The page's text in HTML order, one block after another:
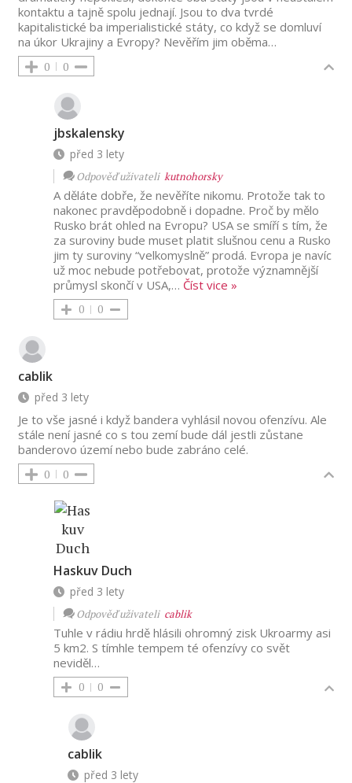
kontaktu a tajně spolu jednají. Jsou to dva tvrdé
kapitalistické ba imperialistické státy, co když se domluví
na úkor Ukrajiny a Evropy? Nevěřím jim oběma…
0 0
jbskalensky
před 3 lety
Odpověď uživatelikutnohorsky
A děláte dobře, že nevěříte nikomu. Protože tak to
nakonec pravděpodobně i dopadne. Proč by mělo
Rusko brát ohled na Evropu? USA se smíří s tím, že
za suroviny bude muset platit slušnou cenu a Rusko
jim ty suroviny “velkomyslně” prodá. Evropa je navíc
už moc nebude potřebovat, protože významnější
průmysl skončí v USA,… Číst vice »
0 0
cablik
před 3 lety
Je to vše jasné i když bandera vyhlásil novou ofenzívu. Ale
stále není jasné co s tou zemí bude dál jestli zůstane
banderovo území nebo bude zabráno celé.
0 0
Haskuv Duch
před 3 lety
Odpověď uživateli cablik
Tuhle v rádiu hrdě hlásili ohromný zisk Ukroarmy asi
5 km2. S tímhle tempem té ofenzívy co svět
neviděl…
0 0
cablik
před 3 lety